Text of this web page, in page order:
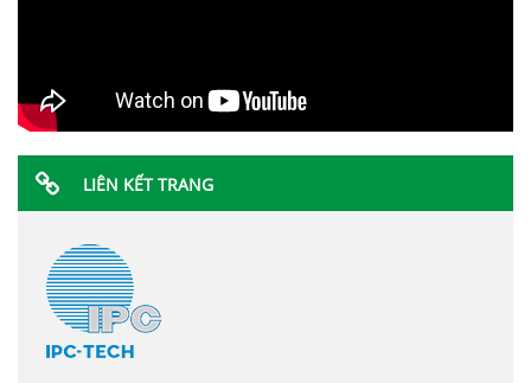
LIÊN KẾT TRANG